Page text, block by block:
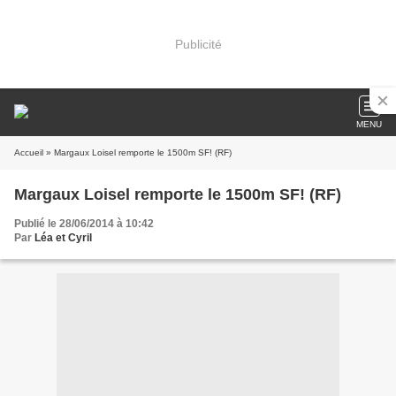
Publicité
MENU
Accueil » Margaux Loisel remporte le 1500m SF! (RF)
Margaux Loisel remporte le 1500m SF! (RF)
Publié le 28/06/2014 à 10:42
Par Léa et Cyril